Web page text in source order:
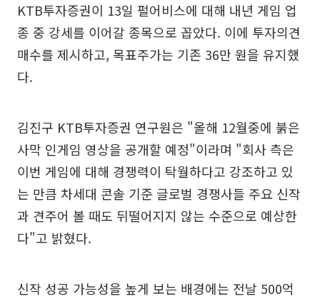
KTB투자증권이 13일 펄어비스에 대해 내년 게임 업
종 중 강세를 이어갈 종목으로 꼽았다. 이에 투자의견
매수를 제시하고, 목표주가는 기존 36만 원을 유지했
다.
김진구 KTB투자증권 연구원은 "올해 12월중에 붉은
사막 인게임 영상을 공개할 예정"이라며 "회사 측은
이번 게임에 대해 경쟁력이 탁월하다고 강조하고 있
는 만큼 차세대 콘솔 기준 글로벌 경쟁사들 주요 신작
과 견주어 볼 때도 뒤떨어지지 않는 수준으로 예상한
다"고 밝혔다.
신작 성공 가능성을 높게 보는 배경에는 전날 500억